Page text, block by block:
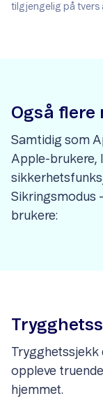
tilgjengelig på tvers
Også flere
Samtidig som
Apple-brukere,
Sikringsmodus
brukere:
Trygghetssjekk
oppleve
hjemmet.